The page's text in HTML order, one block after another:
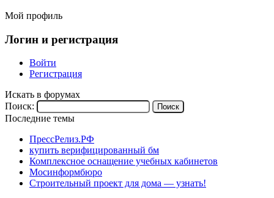
Мой профиль
Логин и регистрация
Войти
Регистрация
Искать в форумах
Поиск:
Последние темы
ПрессРелиз.РФ
купить верифицированный бм
Комплексное оснащение учебных кабинетов
Мосинформбюро
Строительный проект для дома — узнать!